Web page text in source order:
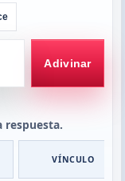
Adivinar
respuesta.
VÍNCULO